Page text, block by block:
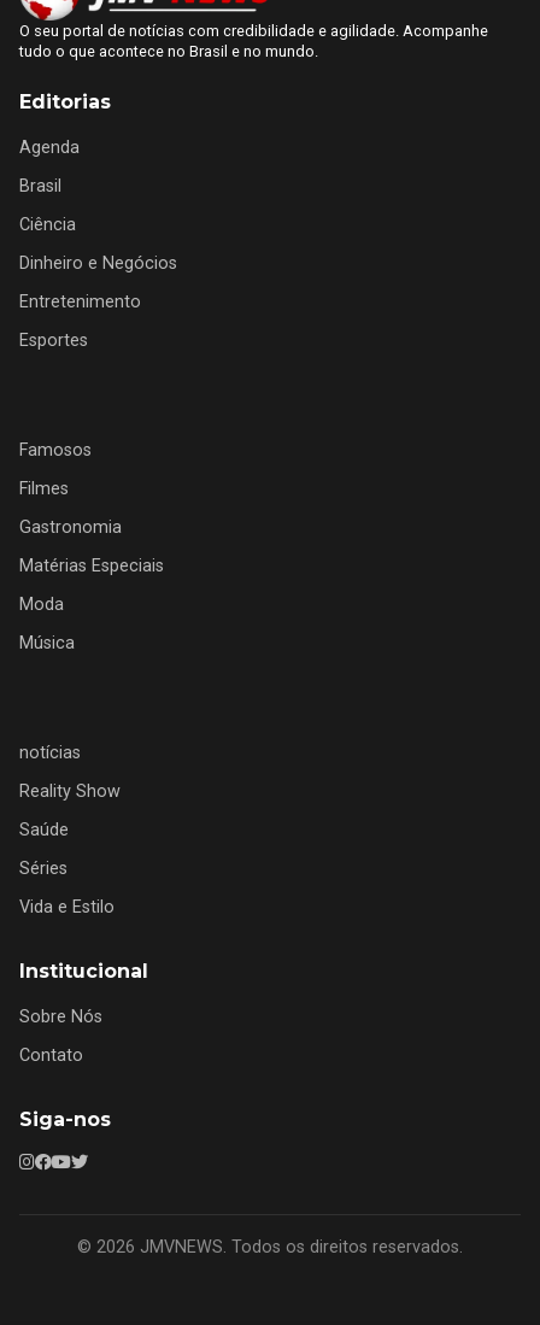
O seu portal de notícias com credibilidade e agilidade. Acompanhe
tudo o que acontece no Brasil e no mundo.
Editorias
Agenda
Brasil
Ciência
Dinheiro e Negócios
Entretenimento
Esportes
Famosos
Filmes
Gastronomia
Matérias Especiais
Moda
Música
notícias
Reality Show
Saúde
Séries
Vida e Estilo
Institucional
Sobre Nós
Contato
Siga-nos
© 2026 JMVNEWS. Todos os direitos reservados.